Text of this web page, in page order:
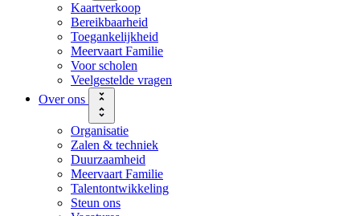
Kaartverkoop
Bereikbaarheid
Toegankelijkheid
Meervaart Familie
Voor scholen
Veelgestelde vragen
Over ons
Organisatie
Zalen & techniek
Duurzaamheid
Meervaart Familie
Talentontwikkeling
Steun ons